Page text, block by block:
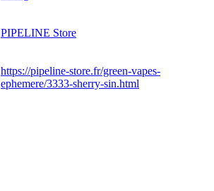
PIPELINE Store
https://pipeline-store.fr/green-vapes-
ephemere/3333-sherry-sin.html